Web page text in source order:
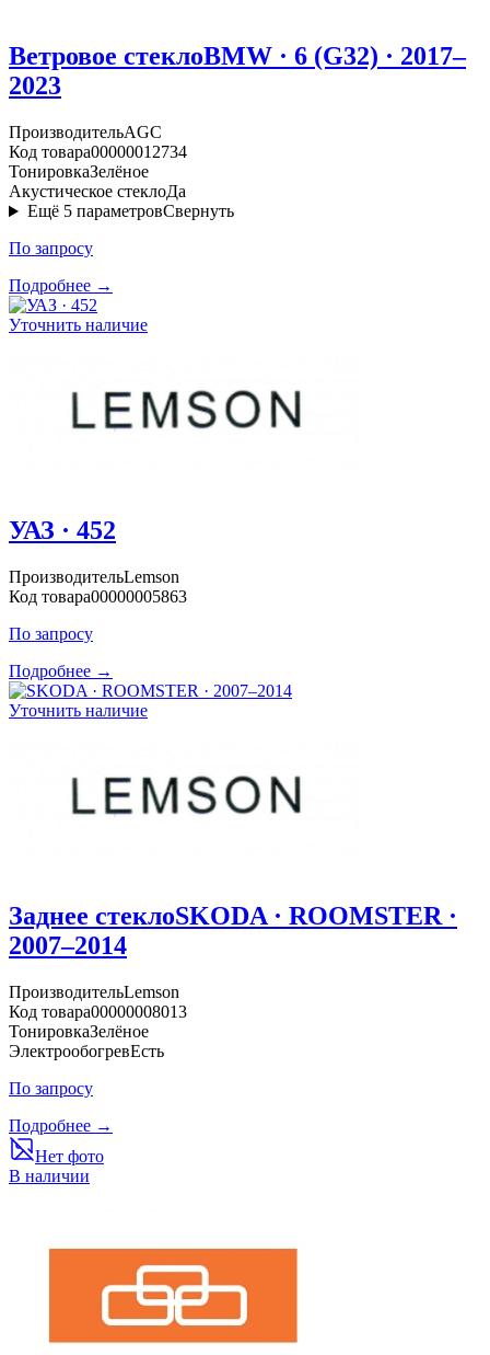
Ветровое стеклоBMW · 6 (G32) · 2017–
2023
ПроизводительAGC
Код товара00000012734
ТонировкаЗелёное
Акустическое стеклоДа
Ещё 5 параметровСвернуть
По запросу
Подробнее →
Уточнить наличие
УАЗ · 452
ПроизводительLemson
Код товара00000005863
По запросу
Подробнее →
Уточнить наличие
Заднее стеклоSKODA · ROOMSTER ·
2007–2014
ПроизводительLemson
Код товара00000008013
ТонировкаЗелёное
ЭлектрообогревЕсть
По запросу
Подробнее →
Нет фото
В наличии